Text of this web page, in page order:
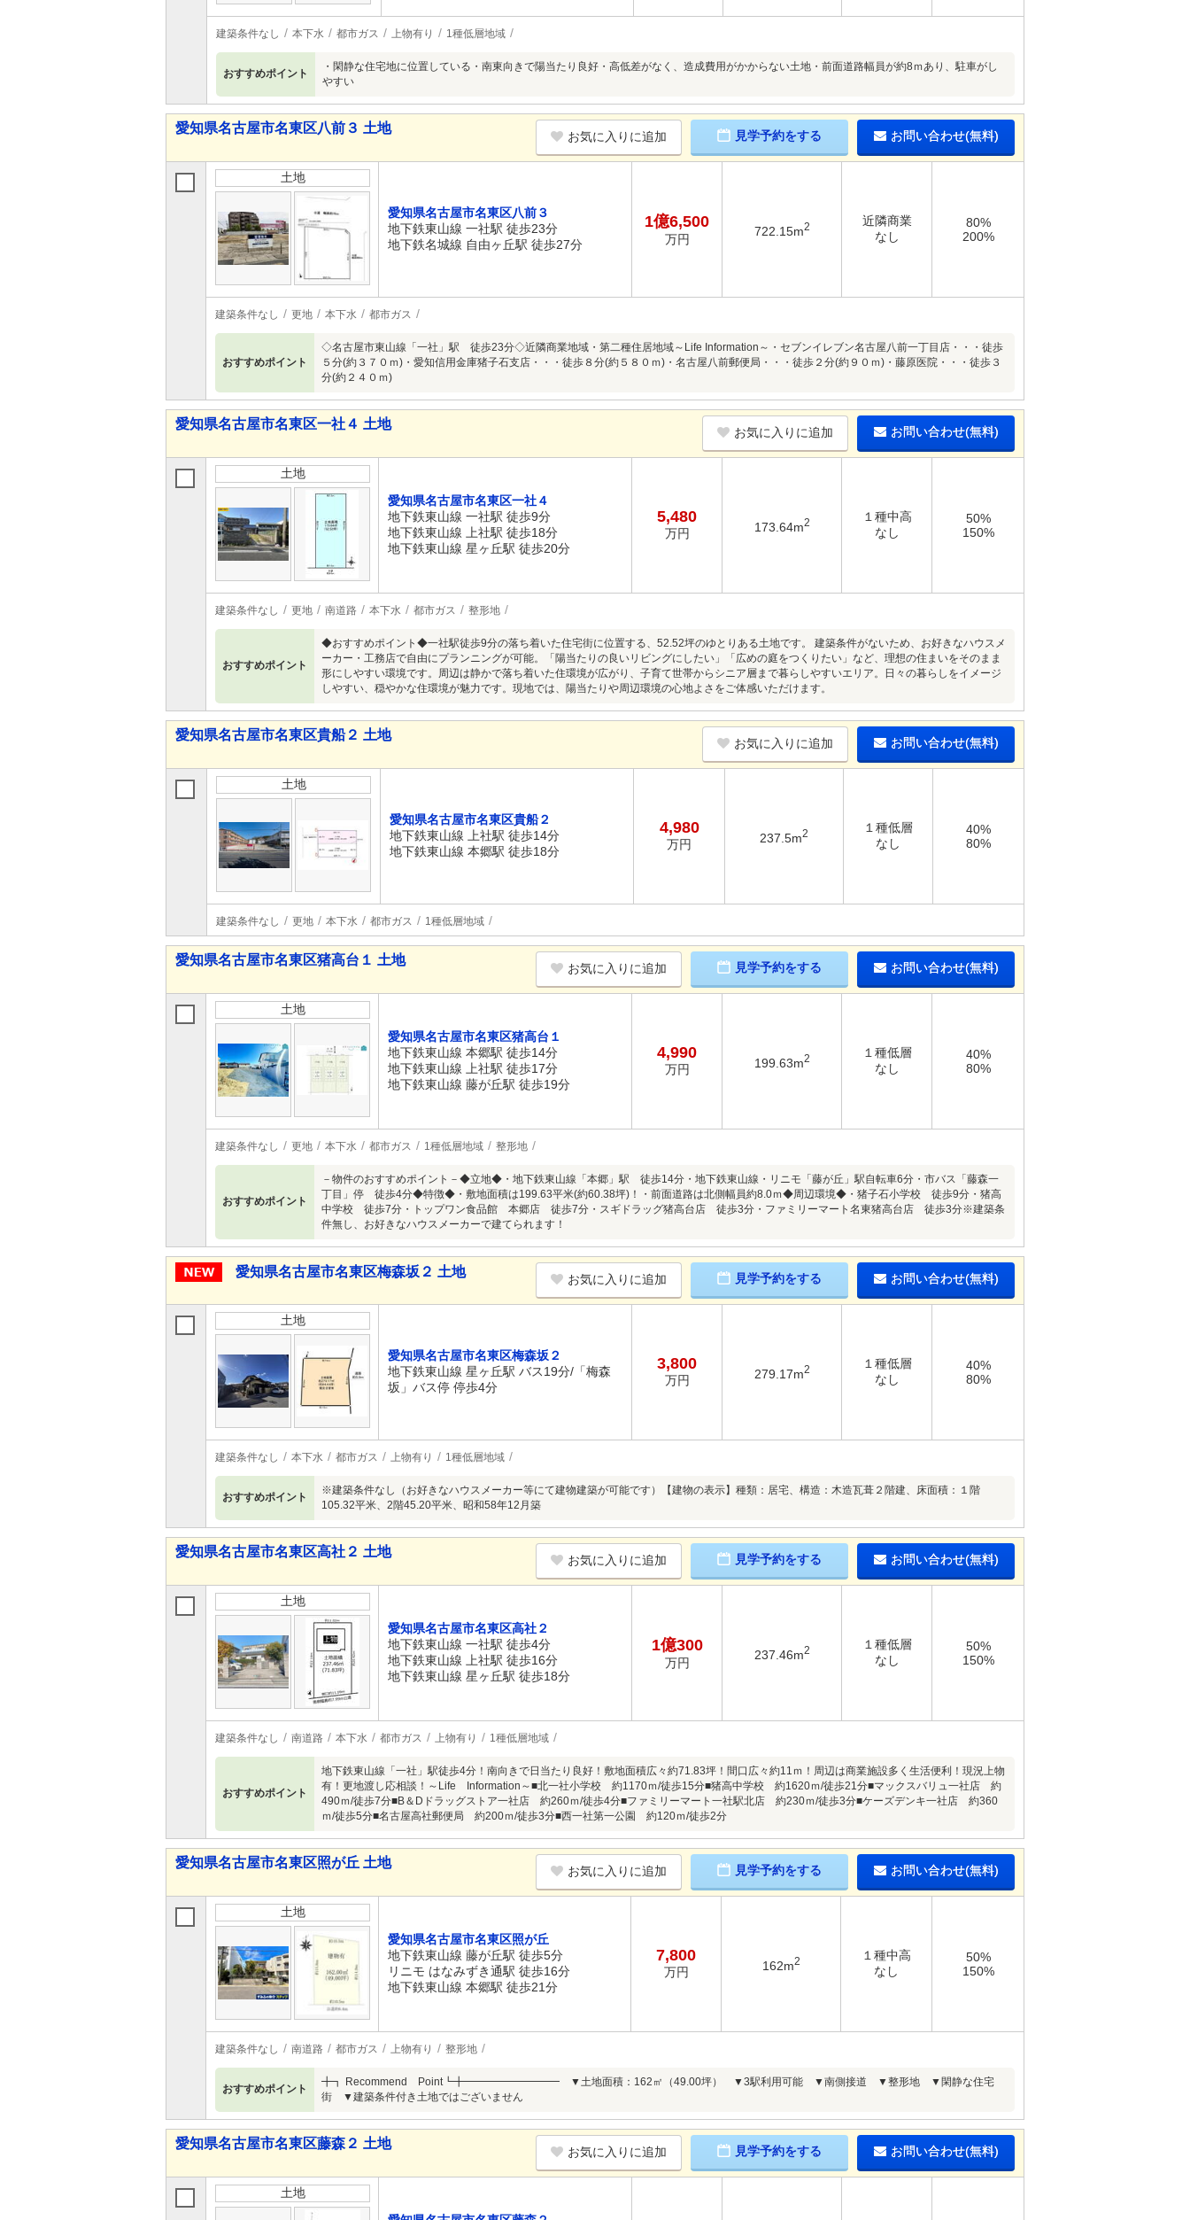
建築条件なし 本下水 都市ガス 上物有り 1種低層地域
おすすめポイント
・閑静な住宅地に位置している・南東向きで陽当たり良好・高低差がなく、造成費用がかからない土地・前面道路幅員が約8ｍあり、駐車がし
やすい
愛知県名古屋市名東区八前３ 土地
お気に入りに追加 見学予約をする お問い合わせ(無料)
土地
愛知県名古屋市名東区八前３
地下鉄東山線 一社駅 徒歩23分
地下鉄名城線 自由ヶ丘駅 徒歩27分
1億6,500
万円
722.15m2
近隣商業
なし
80%
200%
建築条件なし 更地 本下水 都市ガス
おすすめポイント
◇名古屋市東山線「一社」駅 徒歩23分◇近隣商業地域・第二種住居地域～Life Information～・セブンイレブン名古屋八前一丁目店・・・徒歩
５分(約３７０ｍ)・愛知信用金庫猪子石支店・・・徒歩８分(約５８０ｍ)・名古屋八前郵便局・・・徒歩２分(約９０ｍ)・藤原医院・・・徒歩３
分(約２４０ｍ)
愛知県名古屋市名東区一社４ 土地
お気に入りに追加 お問い合わせ(無料)
土地
愛知県名古屋市名東区一社４
地下鉄東山線 一社駅 徒歩9分
地下鉄東山線 上社駅 徒歩18分
地下鉄東山線 星ヶ丘駅 徒歩20分
5,480
万円 173.64m2
１種中高
なし
50%
150%
建築条件なし 更地 南道路 本下水 都市ガス 整形地
おすすめポイント
◆おすすめポイント◆一社駅徒歩9分の落ち着いた住宅街に位置する、52.52坪のゆとりある土地です。 建築条件がないため、お好きなハウスメ
ーカー・工務店で自由にプランニングが可能。「陽当たりの良いリビングにしたい」「広めの庭をつくりたい」など、理想の住まいをそのまま
形にしやすい環境です。周辺は静かで落ち着いた住環境が広がり、子育て世帯からシニア層まで暮らしやすいエリア。日々の暮らしをイメージ
しやすい、穏やかな住環境が魅力です。現地では、陽当たりや周辺環境の心地よさをご体感いただけます。
愛知県名古屋市名東区貴船２ 土地
お気に入りに追加 お問い合わせ(無料)
土地
愛知県名古屋市名東区貴船２
地下鉄東山線 上社駅 徒歩14分
地下鉄東山線 本郷駅 徒歩18分
4,980
万円 237.5m2
１種低層
なし
40%
80%
建築条件なし 更地 本下水 都市ガス 1種低層地域
愛知県名古屋市名東区猪高台１ 土地
お気に入りに追加 見学予約をする お問い合わせ(無料)
土地
愛知県名古屋市名東区猪高台１
地下鉄東山線 本郷駅 徒歩14分
地下鉄東山線 上社駅 徒歩17分
地下鉄東山線 藤が丘駅 徒歩19分
4,990
万円 199.63m2
１種低層
なし
40%
80%
建築条件なし 更地 本下水 都市ガス 1種低層地域 整形地
おすすめポイント
－物件のおすすめポイント－◆立地◆・地下鉄東山線「本郷」駅 徒歩14分・地下鉄東山線・リニモ「藤が丘」駅自転車6分・市バス「藤森一
丁目」停 徒歩4分◆特徴◆・敷地面積は199.63平米(約60.38坪)！・前面道路は北側幅員約8.0ｍ◆周辺環境◆・猪子石小学校 徒歩9分・猪高
中学校 徒歩7分・トップワン食品館 本郷店 徒歩7分・スギドラッグ猪高台店 徒歩3分・ファミリーマート名東猪高台店 徒歩3分※建築条
件無し、お好きなハウスメーカーで建てられます！
愛知県名古屋市名東区梅森坂２ 土地 お気に入りに追加 見学予約をする お問い合わせ(無料)
土地
愛知県名古屋市名東区梅森坂２
地下鉄東山線 星ヶ丘駅 バス19分/「梅森
坂」バス停 停歩4分
3,800
万円 279.17m2
１種低層
なし
40%
80%
建築条件なし 本下水 都市ガス 上物有り 1種低層地域
おすすめポイント
※建築条件なし（お好きなハウスメーカー等にて建物建築が可能です）【建物の表示】種類：居宅、構造：木造瓦葺２階建、床面積：１階
105.32平米、2階45.20平米、昭和58年12月築
愛知県名古屋市名東区高社２ 土地
お気に入りに追加 見学予約をする お問い合わせ(無料)
土地
愛知県名古屋市名東区高社２
地下鉄東山線 一社駅 徒歩4分
地下鉄東山線 上社駅 徒歩16分
地下鉄東山線 星ヶ丘駅 徒歩18分
1億300
万円
237.46m2
１種低層
なし
50%
150%
建築条件なし 南道路 本下水 都市ガス 上物有り 1種低層地域
おすすめポイント
地下鉄東山線「一社」駅徒歩4分！南向きで日当たり良好！敷地面積広々約71.83坪！間口広々約11ｍ！周辺は商業施設多く生活便利！現況上物
有！更地渡し応相談！～Life Information～■北一社小学校 約1170ｍ/徒歩15分■猪高中学校 約1620ｍ/徒歩21分■マックスバリュ一社店 約
490ｍ/徒歩7分■B＆Dドラッグストア一社店 約260ｍ/徒歩4分■ファミリーマート一社駅北店 約230ｍ/徒歩3分■ケーズデンキ一社店 約360
ｍ/徒歩5分■名古屋高社郵便局 約200ｍ/徒歩3分■西一社第一公園 約120ｍ/徒歩2分
愛知県名古屋市名東区照が丘 土地
お気に入りに追加 見学予約をする お問い合わせ(無料)
土地
愛知県名古屋市名東区照が丘
地下鉄東山線 藤が丘駅 徒歩5分
リニモ はなみずき通駅 徒歩16分
地下鉄東山線 本郷駅 徒歩21分
7,800
万円 162m2
１種中高
なし
50%
150%
建築条件なし 南道路 都市ガス 上物有り 整形地
おすすめポイント
╋┓ Recommend Point┗╋━━━━━━━━━ ▼土地面積：162㎡（49.00坪） ▼3駅利用可能 ▼南側接道 ▼整形地 ▼閑静な住宅
街 ▼建築条件付き土地ではございません
愛知県名古屋市名東区藤森２ 土地
お気に入りに追加 見学予約をする お問い合わせ(無料)
土地